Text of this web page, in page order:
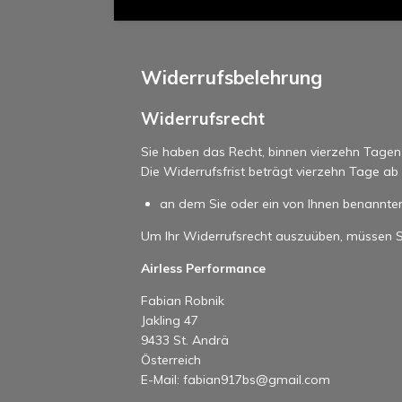
Widerrufsbelehrung
Widerrufsrecht
Sie haben das Recht, binnen vierzehn
Die Widerrufsfrist beträgt vierzehn Tage ab
an dem Sie oder ein von Ihnen
Um Ihr Widerrufsrecht auszuüben, müssen
Airless Performance
Fabian Robnik
Jakling 47
9433 St. Andrä
Österreich
E-Mail: fabian917bs@gmail.com